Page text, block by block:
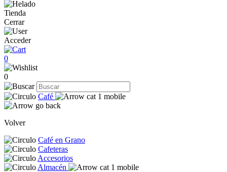
Tienda
Cerrar
Acceder
0
0
Café
Volver
Café en Grano
Cafeteras
Accesorios
Almacén